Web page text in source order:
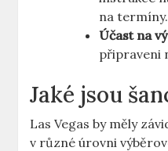
na termíny.
Účast na
připraveni
Jaké jsou
Las Vegas by měly
v různé úrovni